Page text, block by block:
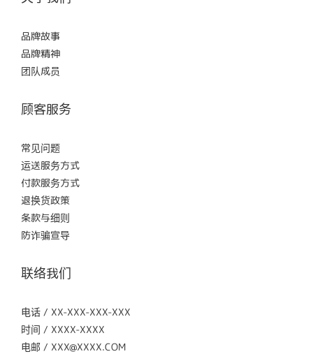
品牌故事
品牌精神
团队成员
顾客服务
常见问题
运送服务方式
付款服务方式
退换货政策
条款与细则
防诈骗宣导
联络我们
电话 / XX-XXX-XXX-XXX
时间 / XXXX-XXXX
电邮 / XXX@XXXX.COM